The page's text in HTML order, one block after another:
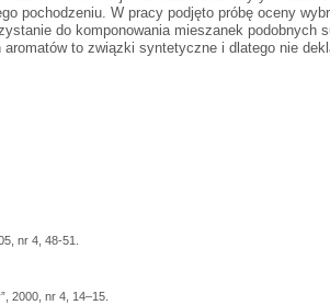
pochodzeniu. W pracy podjęto próbę oceny
do komponowania mieszanek podobnych
to związki syntetyczne i dlatego nie
nr 4, 48-51.
2000, nr 4, 14–15.